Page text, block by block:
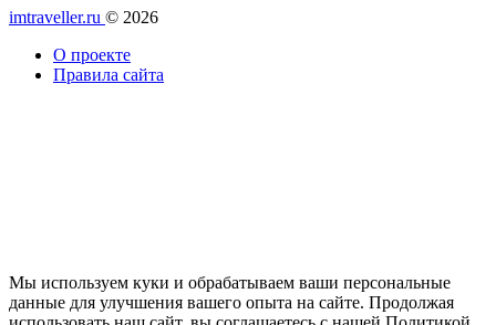
imtraveller.ru © 2026
О проекте
Правила сайта
Мы используем куки и обрабатываем ваши персональные
данные для улучшения вашего опыта на сайте. Продолжая